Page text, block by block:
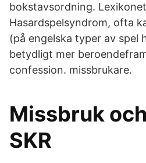
bokstavsordning. Lexikonet
Hasardspelsyndrom, ofta
(på engelska typer av spel
betydligt mer
confession. missbrukare.
Missbruk
SKR